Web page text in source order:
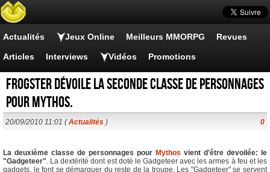
Actualités Jeux Online Meilleurs MMORPG Revues
Articles Interviews Vidéos Promotions
Frogster dévoile la seconde classe de personnages
pour Mythos.
20/09/2010 11:01 (Actualités ) 0
La deuxième classe de personnages pour Mythos vient d'être devoilée: le
"Gadgeteer". La dextérité dont est doté le Gadgeteer avec les armes à feu et les
gadgets, le font se démarquer du reste de la troupe. Les "Gadgeteer" se servent